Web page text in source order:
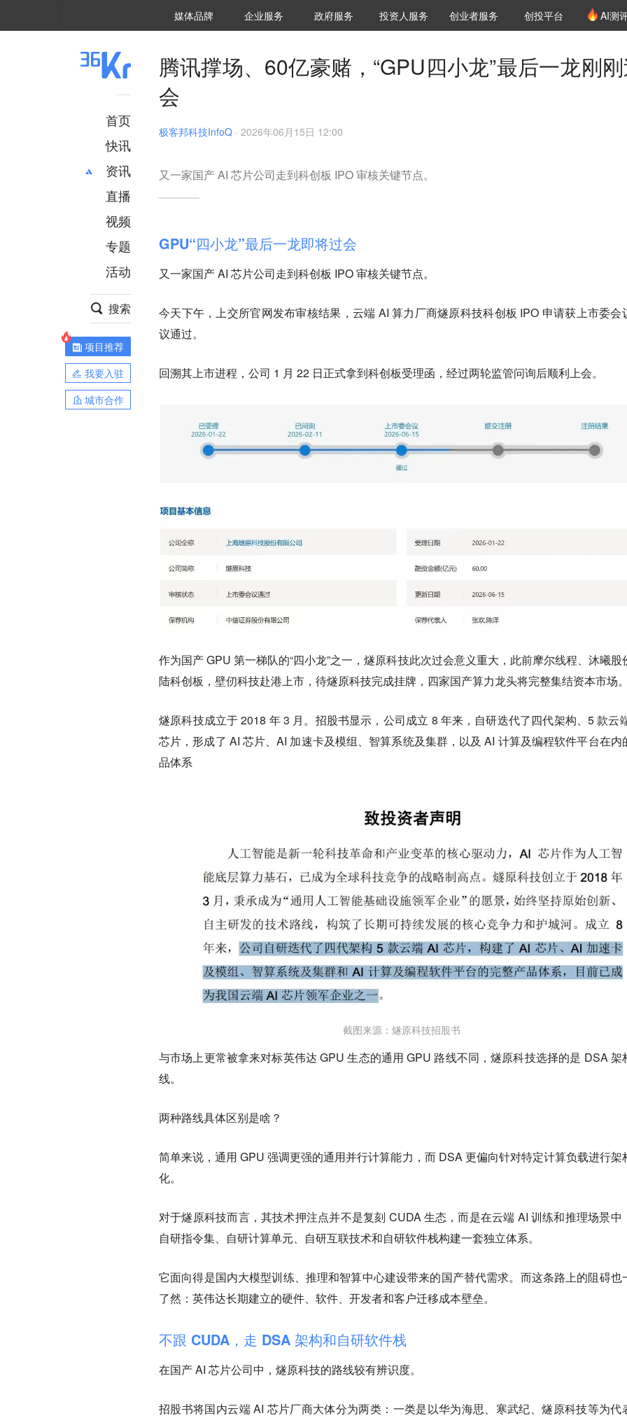
媒体品牌 36Kr研究院
企业服务 城市之窗
政府服务 VClub投资机构库
投资机构职位推介
投资人服务 创投氪堂
创业者服务 创投平台 AI测
首页
快讯
资讯
推荐
财经
项目推荐
安徽
直播
视频
专题
活动
搜索
项目推荐
我要入驻
城市合作
腾讯撑场、60亿豪赌，“GPU四小龙”最后一龙刚
会
极客邦科技InfoQ · 2026年06月15日 12:00
又一家国产 AI 芯片公司走到科创板 IPO 审核关键节点。
GPU“四小龙”最后一龙即将过会
又一家国产 AI 芯片公司走到科创板 IPO 审核关键节点。
今天下午，上交所官网发布审核结果，云端 AI 算力厂商燧原科技科创板 IPO 申请获上市委会
议通过。
回溯其上市进程，公司 1 月 22 日正式拿到科创板受理函，经过两轮监管问询后顺利上会。
作为国产 GPU 第一梯队的“四小龙”之一，燧原科技此次过会意义重大，此前摩尔线程、沐曦股
陆科创板，壁仞科技赴港上市，待燧原科技完成挂牌，四家国产算力龙头将完整集结资本市场。
燧原科技成立于 2018 年 3 月。招股书显示，公司成立 8 年来，自研迭代了四代架构、5 款云
芯片，形成了 AI 芯片、AI 加速卡及模组、智算系统及集群，以及 AI 计算及编程软件平台在内
品体系
截图来源：燧原科技招股书
与市场上更常被拿来对标英伟达 GPU 生态的通用 GPU 路线不同，燧原科技选择的是 DSA 架
线。
两种路线具体区别是啥？
简单来说，通用 GPU 强调更强的通用并行计算能力，而 DSA 更偏向针对特定计算负载进行架
化。
对于燧原科技而言，其技术押注点并不是复刻 CUDA 生态，而是在云端 AI 训练和推理场景中
自研指令集、自研计算单元、自研互联技术和自研软件栈构建一套独立体系。
它面向得是国内大模型训练、推理和智算中心建设带来的国产替代需求。而这条路上的阻碍也
了然：英伟达长期建立的硬件、软件、开发者和客户迁移成本壁垒。
不跟 CUDA，走 DSA 架构和自研软件栈
在国产 AI 芯片公司中，燧原科技的路线较有辨识度。
招股书将国内云端 AI 芯片厂商大体分为两类：一类是以华为海思、寒武纪、燧原科技等为代